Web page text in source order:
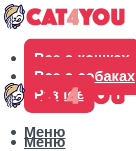
Все о кошках
Все о собаках
Разное
Меню
Меню